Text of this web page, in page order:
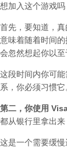
想加入这个游戏吗
首先，要知道，
意味着随着时间
会忽然想起你以至
这段时间内你可能
系，你必须习惯它
第二， 你使用
都从银行里拿出来
这是一个需要缓